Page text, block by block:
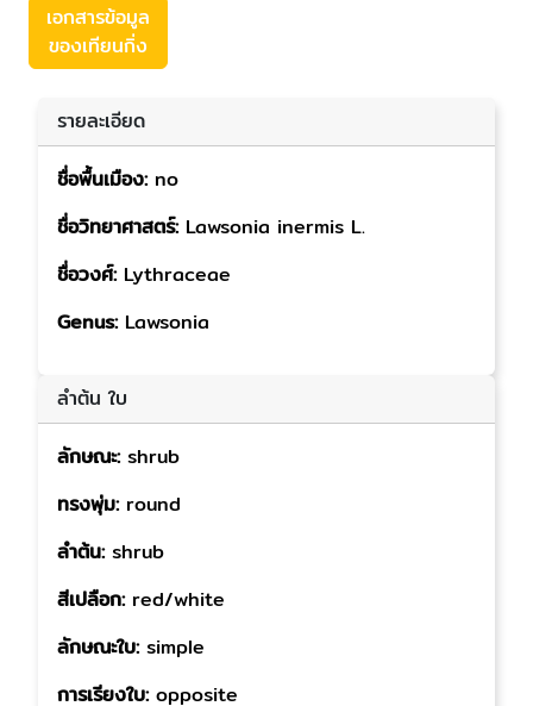
เอกสารข้อมูล
ของเทียนกิ่ง
รายละเอียด
ชื่อพื้นเมือง: no
ชื่อวิทยาศาสตร์: Lawsonia inermis L.
ชื่อวงศ์: Lythraceae
Genus: Lawsonia
ลำต้น ใบ
ลักษณะ: shrub
ทรงพุ่ม: round
ลำต้น: shrub
สีเปลือก: red/white
ลักษณะใบ: simple
การเรียงใบ: opposite